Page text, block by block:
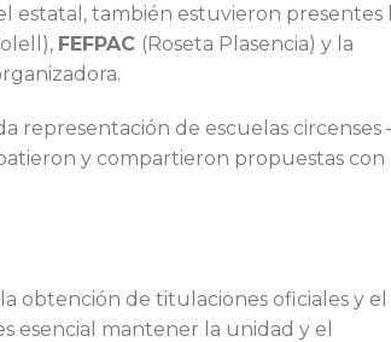
estatal, también estuvieron presentes
FEFPAC (Roseta Plasencia) y la
representación de escuelas
y compartieron propuestas con
obtención de titulaciones oficiales y el
esencial mantener la unidad y el